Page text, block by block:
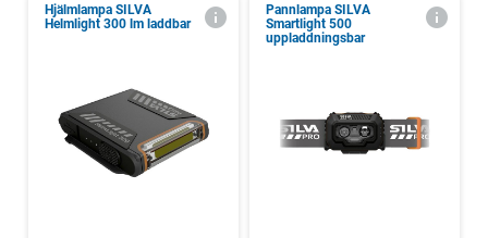
Hjälmlampa SILVA
Helmlight 300 lm laddbar
Pannlampa SILVA
Smartlight 500
uppladdningsbar